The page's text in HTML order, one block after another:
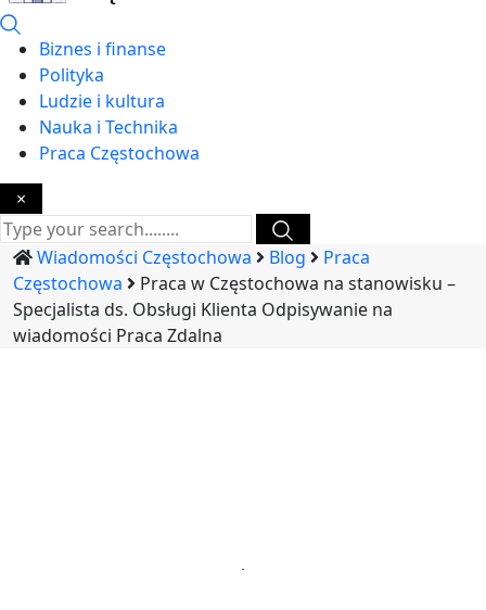
Biznes i finanse
Polityka
Ludzie i kultura
Nauka i Technika
Praca Częstochowa
×
Wiadomości Częstochowa Blog
Praca
Częstochowa
Praca w Częstochowa na stanowisku –
Specjalista ds. Obsługi Klienta Odpisywanie na
wiadomości Praca Zdalna